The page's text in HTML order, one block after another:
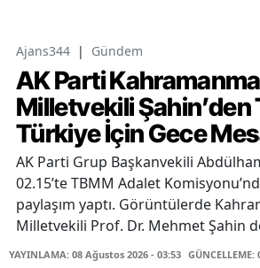
Ajans344 | Gündem
AK Parti
Milletvekili Şahin’den
Türkiye İçin Gece
AK Parti Grup Başkanvekili
02.15’te TBMM Adalet
paylaşım yaptı. Görüntülerde
Milletvekili Prof. Dr. Mehmet Şahin
YAYINLAMA: 08 Ağustos 2026 - 03:53